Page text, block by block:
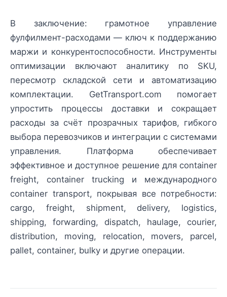
В заключение: грамотное управление
фулфилмент-расходами — ключ к поддержанию
маржи и конкурентоспособности. Инструменты
оптимизации включают аналитику по SKU,
пересмотр складской сети и автоматизацию
комплектации. GetTransport.com помогает
упростить процессы доставки и сокращает
расходы за счёт прозрачных тарифов, гибкого
выбора перевозчиков и интеграции с системами
управления. Платформа обеспечивает
эффективное и доступное решение для container
freight, container trucking и международного
container transport, покрывая все потребности:
cargo, freight, shipment, delivery, logistics,
shipping, forwarding, dispatch, haulage, courier,
distribution, moving, relocation, movers, parcel,
pallet, container, bulky и другие операции.